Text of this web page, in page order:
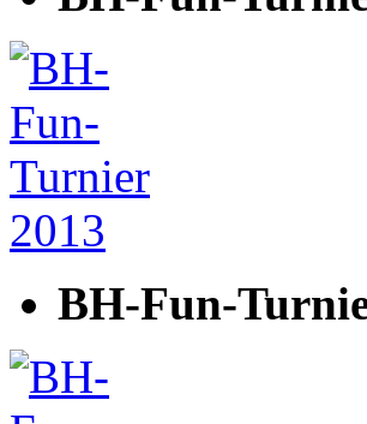
BH-Fun-